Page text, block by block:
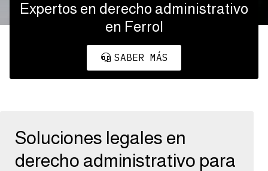
Expertos en derecho administrativo
en Ferrol
SABER MÁS
Soluciones legales en
derecho administrativo para